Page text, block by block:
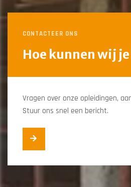
CONTACTEER ONS
Hoe kunnen wij
Vragen over onze opleidingen,
Stuur ons snel een bericht.